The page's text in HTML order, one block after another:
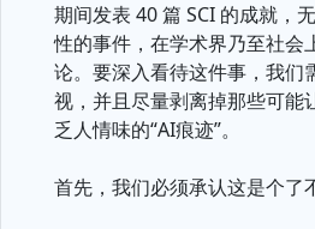
期间发表 40 篇 SCI 的成就，
性的事件，在学术界乃至社会
论。要深入看待这件事，我们
视，并且尽量剥离掉那些可能
乏人情味的“AI痕迹”。
首先，我们必须承认这是个了